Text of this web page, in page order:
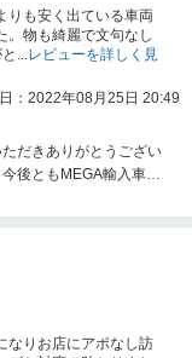
りも安く出ている車両
。物も綺麗で文句なし
... レビューを詳しく見
：2022年08月25日 20:49
だきありがとうござい
後ともMEGA輸入車名
なりお店にアポなし訪